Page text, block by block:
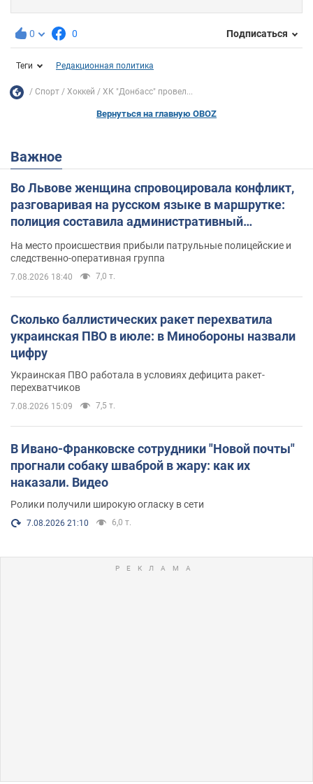
0 0 Подписаться
Теги Редакционная политика
Спорт Хоккей ХК "Донбасс" провел...
Вернуться на главную OBOZ
Важное
Во Львове женщина спровоцировала конфликт,
разговаривая на русском языке в маршрутке:
полиция составила административный
На место происшествия прибыли патрульные полицейские и
следственно-оперативная группа
7.08.2026 18:40 7,0 т.
Сколько баллистических ракет перехватила
украинская ПВО в июле: в Минобороны назвали
цифру
Украинская ПВО работала в условиях дефицита ракет-
перехватчиков
7.08.2026 15:09 7,5 т.
В Ивано-Франковске сотрудники "Новой почты"
прогнали собаку шваброй в жару: как их
наказали. Видео
Ролики получили широкую огласку в сети
7.08.2026 21:10 6,0 т.